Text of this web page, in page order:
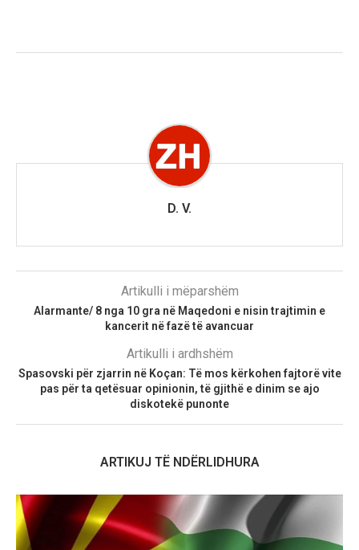
D. V.
Artikulli i mëparshëm
Alarmante/ 8 nga 10 gra në Maqedoni e nisin trajtimin e
kancerit në fazë të avancuar
Artikulli i ardhshëm
Spasovski për zjarrin në Koçan: Të mos kërkohen fajtorë vite
pas për ta qetësuar opinionin, të gjithë e dinim se ajo
diskotekë punonte
ARTIKUJ TË NDËRLIDHURA